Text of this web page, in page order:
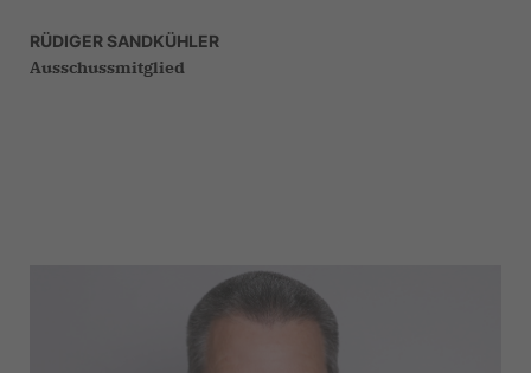
RÜDIGER SANDKÜHLER
Ausschussmitglied